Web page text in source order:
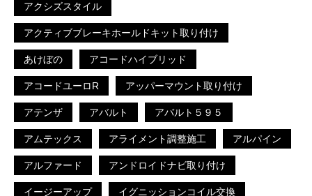
アクシズスタイル
アクティブブレーキホールドキット取り付け
あけぼの アコードハイブリッド
アコードユーロR アッパーマウント取り付け
アテンザ アバルト アバルト５９５
アムテックス アライメント調整施工 アルパイン
アルファード アンドロイドナビ取り付け
イージーアップ イグニッションコイル交換